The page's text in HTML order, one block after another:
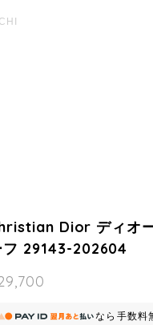
Dior ディオ
フ 29143-202604
なら 手数料